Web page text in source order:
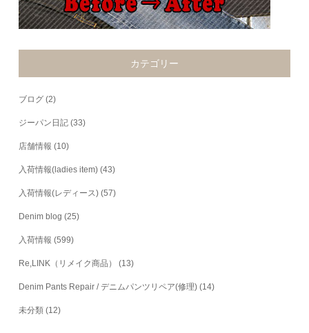
カテゴリー
ブログ (2)
ジーパン日記 (33)
店舗情報 (10)
入荷情報(ladies item) (43)
入荷情報(レディース) (57)
Denim blog (25)
入荷情報 (599)
Re,LINK（リメイク商品） (13)
Denim Pants Repair / デニムパンツリペア(修理) (14)
未分類 (12)